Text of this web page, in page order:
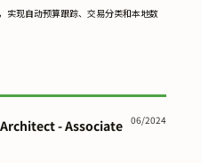
实现自动预算跟踪、交易分类和本地数
- Associate 06/2024